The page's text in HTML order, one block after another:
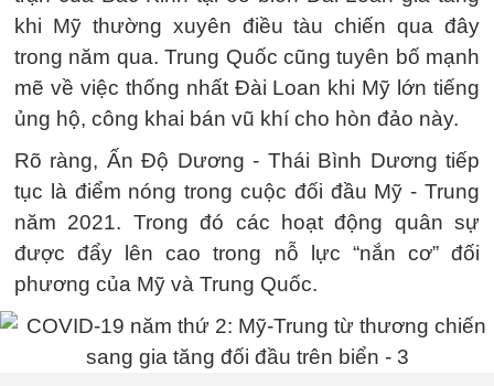
khi Mỹ thường xuyên điều tàu chiến qua đây
trong năm qua. Trung Quốc cũng tuyên bố mạnh
mẽ về việc thống nhất Đài Loan khi Mỹ lớn tiếng
ủng hộ, công khai bán vũ khí cho hòn đảo này.
Rõ ràng, Ấn Độ Dương - Thái Bình Dương tiếp
tục là điểm nóng trong cuộc đối đầu Mỹ - Trung
năm 2021. Trong đó các hoạt động quân sự
được đẩy lên cao trong nỗ lực “nắn cơ” đối
phương của Mỹ và Trung Quốc.